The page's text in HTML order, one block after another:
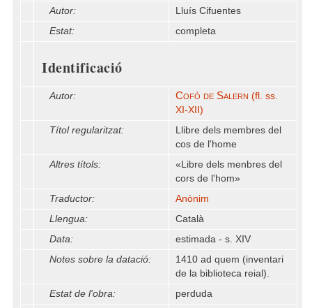
Autor:
Lluís Cifuentes
Estat:
completa
Identificació
Autor: Cofó de Salern (fl. ss.
XI-XII)
Títol regularitzat:
Llibre dels membres del
cos de l'home
Altres títols:
«Libre dels menbres del
cors de l'hom»
Traductor:
Anònim
Llengua:
Català
Data:
estimada - s. XIV
Notes sobre la datació:
1410 ad quem (inventari
de la biblioteca reial).
Estat de l'obra:
perduda